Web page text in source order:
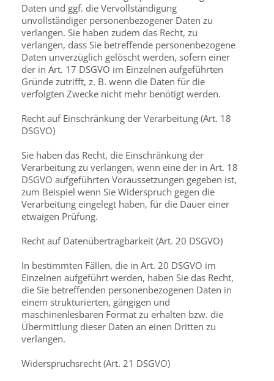
Daten und ggf. die Vervollständigung
unvollständiger personenbezogener Daten zu
verlangen. Sie haben zudem das Recht, zu
verlangen, dass Sie betreffende personen­bezogene
Daten unverzüglich gelöscht werden, sofern einer
der in Art. 17 DSGVO im Einzelnen aufgeführten
Gründe zutrifft, z. B. wenn die Daten für die
verfolgten Zwecke nicht mehr benötigt werden.
Recht auf Einschränkung der Verarbeitung (Art. 18
DSGVO)
Sie haben das Recht, die Einschränkung der
Verarbeitung zu verlangen, wenn eine der in Art. 18
DSGVO aufgeführten Voraussetzungen gegeben ist,
zum Beispiel wenn Sie Widerspruch gegen die
Verarbeitung eingelegt haben, für die Dauer einer
etwaigen Prüfung.
Recht auf Datenübertragbarkeit (Art. 20 DSGVO)
In bestimmten Fällen, die in Art. 20 DSGVO im
Einzelnen aufgeführt werden, haben Sie das Recht,
die Sie betreffenden personenbezogenen Daten in
einem strukturierten, gängigen und
maschinenlesbaren Format zu erhalten bzw. die
Übermittlung dieser Daten an einen Dritten zu
verlangen.
Widerspruchsrecht (Art. 21 DSGVO)